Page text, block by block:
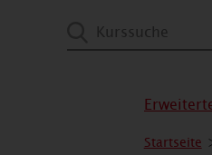
Startseite